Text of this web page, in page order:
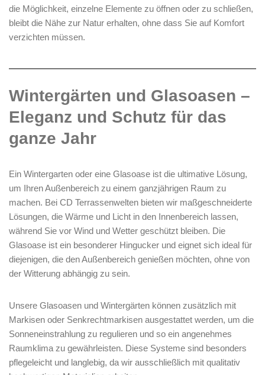
die Möglichkeit, einzelne Elemente zu öffnen oder zu schließen,
bleibt die Nähe zur Natur erhalten, ohne dass Sie auf Komfort
verzichten müssen.
Wintergärten und Glasoasen –
Eleganz und Schutz für das
ganze Jahr
Ein Wintergarten oder eine Glasoase ist die ultimative Lösung,
um Ihren Außenbereich zu einem ganzjährigen Raum zu
machen. Bei CD Terrassenwelten bieten wir maßgeschneiderte
Lösungen, die Wärme und Licht in den Innenbereich lassen,
während Sie vor Wind und Wetter geschützt bleiben. Die
Glasoase ist ein besonderer Hingucker und eignet sich ideal für
diejenigen, die den Außenbereich genießen möchten, ohne von
der Witterung abhängig zu sein.
Unsere Glasoasen und Wintergärten können zusätzlich mit
Markisen oder Senkrechtmarkisen ausgestattet werden, um die
Sonneneinstrahlung zu regulieren und so ein angenehmes
Raumklima zu gewährleisten. Diese Systeme sind besonders
pflegeleicht und langlebig, da wir ausschließlich mit qualitativ